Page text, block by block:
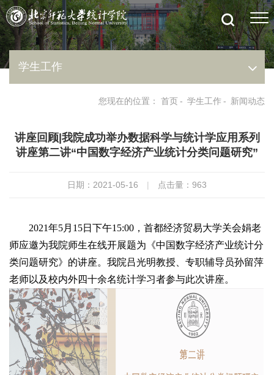
学生工作
您现在的位置： 首页- 学生工作- 新闻动态
讲座回顾|我院成功举办数据科学与统计学应用系列
讲座第二讲“中国数字经济产业统计分类问题研究”
日期：2021-05-16 | 点击量： 963
2021年5月15日下午15:00，首都经济贸易大学关会娟老
师应邀为我院师生在线开展题为《中国数字经济产业统计分
类问题研究》的讲座。我院吕光明教授、专职辅导员孙留萍
老师以及校内外四十余名统计学习者参与此次讲座。